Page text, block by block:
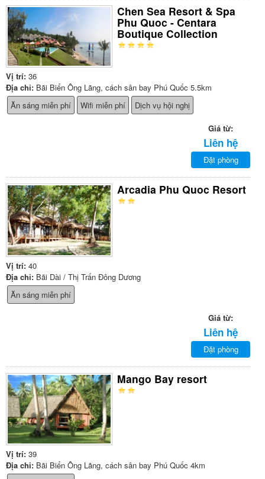
Chen Sea Resort & Spa
Phu Quoc - Centara
Boutique Collection
Vị trí: 36
Địa chỉ: Bãi Biển Ông Lãng, cách sân bay Phú Quốc 5.5km
Ăn sáng miễn phí
Wifi miễn phí Dịch vụ hội nghị
Giá từ:
Liên hệ
Đặt phòng
Arcadia Phu Quoc Resort
Vị trí: 40
Địa chỉ: Bãi Dài / Thị Trấn Đông Dương
Ăn sáng miễn phí
Giá từ:
Liên hệ
Đặt phòng
Mango Bay resort
Vị trí: 39
Địa chỉ: Bãi Biển Ông Lãng, cách sân bay Phú Quốc 4km